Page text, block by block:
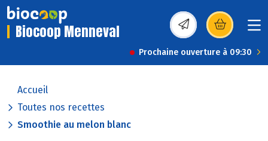
Biocoop Menneval (s’ouvre dans une
Prochaine ouverture à 09:30
Accueil
Toutes nos recettes
Smoothie au melon blanc